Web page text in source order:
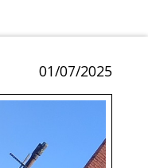
01/07/2025